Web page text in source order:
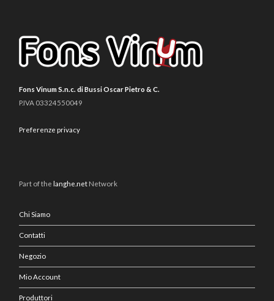
Fons Vinum S.n.c. di Bussi Oscar Pietro & C.
P.IVA 03324550049
Preferenze privacy
Part of the langhe.net Network
Chi Siamo
Contatti
Negozio
Mio Account
Produttori